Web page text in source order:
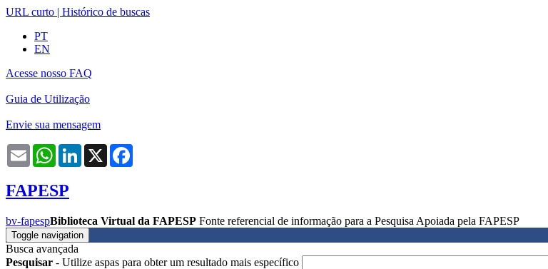
URL curto | Histórico de buscas
PT
EN
Acesse nosso FAQ
Guia de Utilização
Envie sua mensagem
Email WhatsAppLinkedIn
X
FAPESP
bv-fapespBiblioteca Virtual da FAPESP Fonte referencial de informação para a Pesquisa Apoiada pela FAPESP
Toggle navigation
Busca avançada
Pesquisar - Utilize aspas para obter um resultado mais específico